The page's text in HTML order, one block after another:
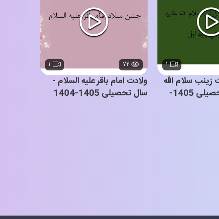
۱
سلام الله
علیها - سال تحصیلی 1405-
۷۲ ۱
ولادت امام باقر علیه السلام -
سال تحصیلی 1405-1404